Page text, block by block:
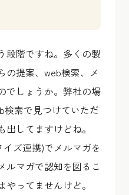
段階ですね。多くの製
の提案、web検索、メ
でしょうか。弊社の場
検索で見つけていただ
出してますけどね。
イズ連携)でメルマガを
ルマガで認知を図るこ
ってませんけど。